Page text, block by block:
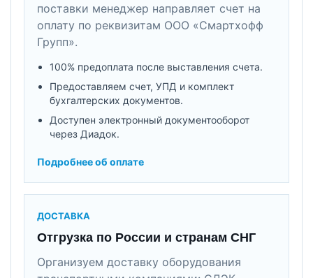
поставки менеджер направляет счет на
оплату по реквизитам ООО «Смартхофф
Групп».
100% предоплата после выставления счета.
Предоставляем счет, УПД и комплект
бухгалтерских документов.
Доступен электронный документооборот
через Диадок.
Подробнее об оплате
ДОСТАВКА
Отгрузка по России и странам СНГ
Организуем доставку оборудования